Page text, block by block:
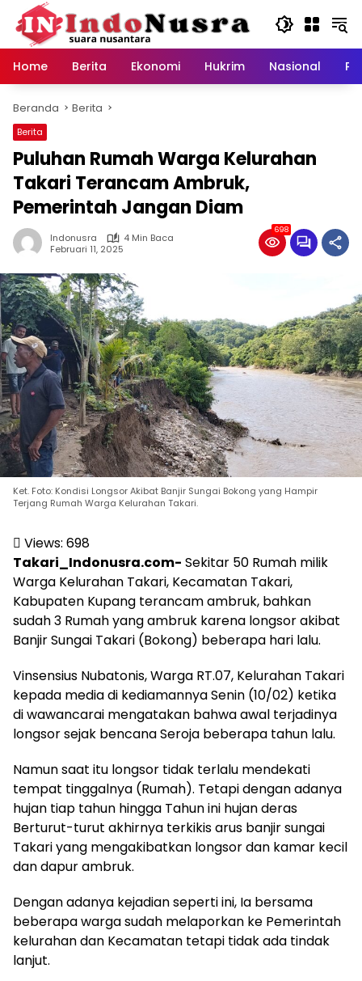
Langsung
konten
Home
Berita Ekonomi Hukrim Nasional
Beranda Berita
Berita
Puluhan Rumah Warga Kelurahan
Takari Terancam Ambruk,
Pemerintah Jangan Diam
Indonusra
4 Min Baca
Februari 11, 2025
698
Ket. Foto: Kondisi Longsor Akibat Banjir Sungai Bokong yang Hampir
Terjang Rumah Warga Kelurahan Takari.
Views: 698
Takari_Indonusra.com- Sekitar 50 Rumah milik
Warga Kelurahan Takari, Kecamatan Takari,
Kabupaten Kupang terancam ambruk, bahkan
sudah 3 Rumah yang ambruk karena longsor akibat
Banjir Sungai Takari (Bokong) beberapa hari lalu.
Vinsensius Nubatonis, Warga RT.07, Kelurahan Takari
kepada media di kediamannya Senin (10/02) ketika
di wawancarai mengatakan bahwa awal terjadinya
longsor sejak bencana Seroja beberapa tahun lalu.
Namun saat itu longsor tidak terlalu mendekati
tempat tinggalnya (Rumah). Tetapi dengan adanya
hujan tiap tahun hingga Tahun ini hujan deras
Berturut-turut akhirnya terkikis arus banjir sungai
Takari yang mengakibatkan longsor dan kamar kecil
dan dapur ambruk.
Dengan adanya kejadian seperti ini, Ia bersama
beberapa warga sudah melaporkan ke Pemerintah
kelurahan dan Kecamatan tetapi tidak ada tindak
lanjut.